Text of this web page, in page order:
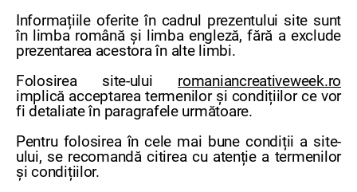
Informațiile oferite în cadrul prezentului site sunt
în limba română și limba engleză, fără a exclude
prezentarea acestora în alte limbi.
Folosirea site-ului romaniancreativeweek.ro
implică acceptarea termenilor și condițiilor ce vor
fi detaliate în paragrafele următoare.
Pentru folosirea în cele mai bune condiții a site-
ului, se recomandă citirea cu atenție a termenilor
și condițiilor.